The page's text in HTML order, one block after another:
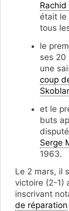
était le
tous
le
ses 20
une
coup
Skoblar
et le
buts
Serge
1963.
Le 2 mars, il
victoire (2-1)
inscrivant
de réparation